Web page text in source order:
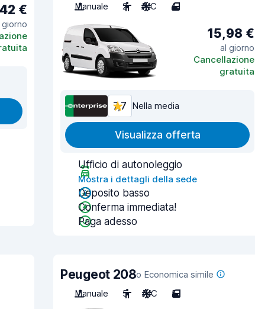
€
giorno
Manuale
2 A/C 4
15,98 €
al giorno
Cancellazione
gratuita
7,7 Nella media
Visualizza offerta
Ufficio di autonoleggio
Mostra i dettagli della sede
Deposito basso
Conferma immediata!
Paga adesso
Peugeot 208o Economica simile
Manuale
5 A/C 5